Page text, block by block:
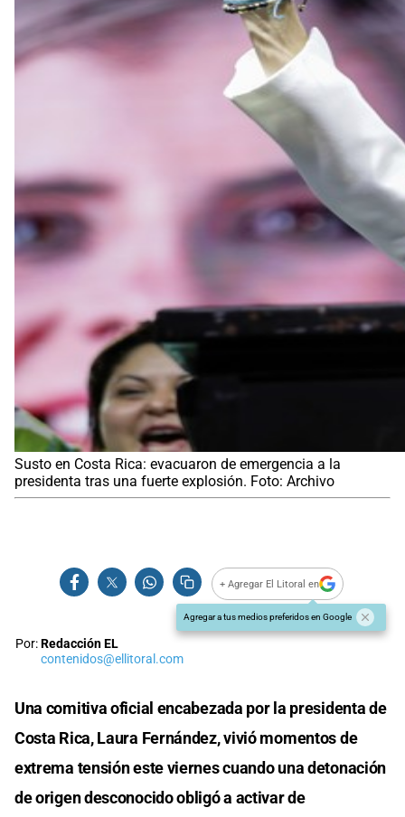
Susto en Costa Rica: evacuaron de emergencia a la
presidenta tras una fuerte explosión. Foto: Archivo
+ Agregar El Litoral en
Agregar a tus medios preferidos en Google
Por:Redacción EL
contenidos@ellitoral.com
Una comitiva oficial encabezada por la presidenta de
Costa Rica, Laura Fernández, vivió momentos de
extrema tensión este viernes cuando una detonación
de origen desconocido obligó a activar de